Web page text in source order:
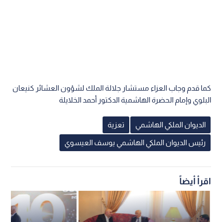
كما قدم وجاب العزاء مستشار جلالة الملك لشؤون العشائر كنيعان
البلوي وإمام الحضرة الهاشمية الدكتور أحمد الخلايلة
الديوان الملكي الهاشمي تعزية
رئيس الديوان الملكي الهاشمي يوسف العيسوي
اقرأ أيضاً